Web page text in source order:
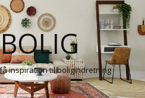
inspiration til boligindretning